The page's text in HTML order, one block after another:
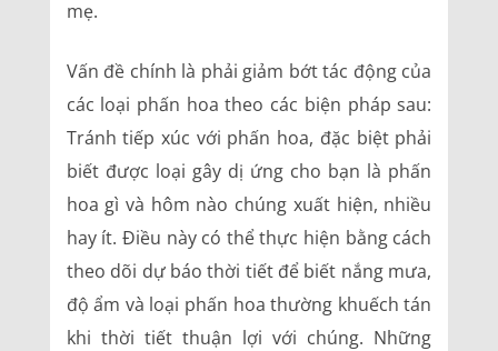
mẹ.
Vấn đề chính là phải giảm bớt tác động của
các loại phấn hoa theo các biện pháp sau:
Tránh tiếp xúc với phấn hoa, đặc biệt phải
biết được loại gây dị ứng cho bạn là phấn
hoa gì và hôm nào chúng xuất hiện, nhiều
hay ít. Ðiều này có thể thực hiện bằng cách
theo dõi dự báo thời tiết để biết nắng mưa,
độ ẩm và loại phấn hoa thường khuếch tán
khi thời tiết thuận lợi với chúng. Những